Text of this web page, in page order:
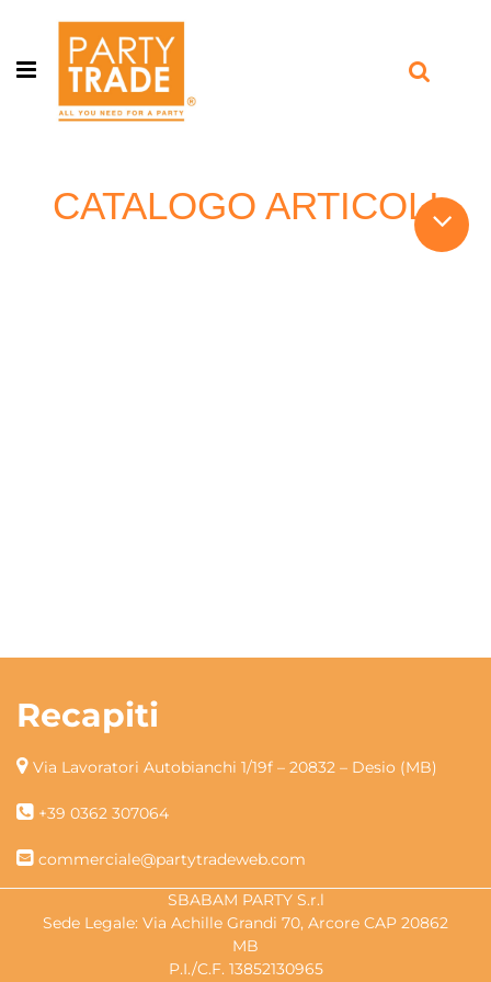
Open menu
CATALOGO ARTICOLI
Recapiti
Via Lavoratori Autobianchi 1/19f – 20832 – Desio (MB)
+39 0362 307064
commerciale@partytradeweb.com
SBABAM PARTY S.r.l
Sede Legale: Via Achille Grandi 70, Arcore CAP 20862
MB
P.I./C.F. 13852130965